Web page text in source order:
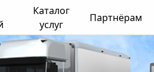
Каталог
услуг
Партнёрам